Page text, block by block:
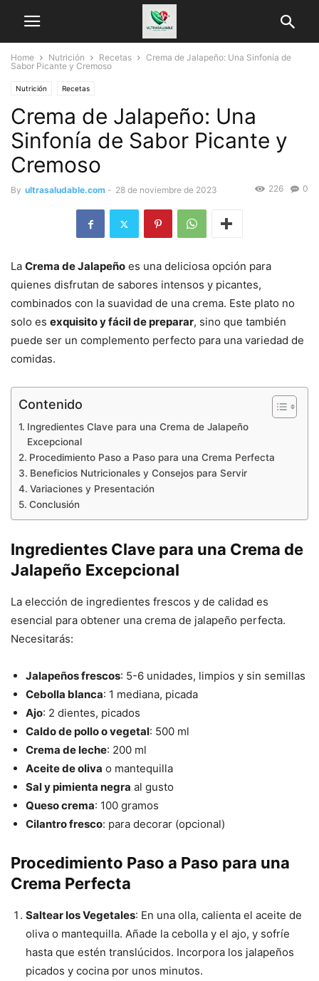
Home Nutrición Recetas
Crema de Jalapeño: Una Sinfonía de
Sabor Picante y Cremoso
Nutrición Recetas
Crema de Jalapeño: Una
Sinfonía de Sabor Picante y
Cremoso
By ultrasaludable.com - 28 de noviembre de 2023 0
226
La Crema de Jalapeño es una deliciosa opción para
quienes disfrutan de sabores intensos y picantes,
combinados con la suavidad de una crema. Este plato no
solo es exquisito y fácil de preparar, sino que también
puede ser un complemento perfecto para una variedad de
comidas.
Contenido
Ingredientes Clave para una Crema de Jalapeño
Excepcional
Procedimiento Paso a Paso para una Crema Perfecta
Beneficios Nutricionales y Consejos para Servir
Variaciones y Presentación
Conclusión
Ingredientes Clave para una Crema de
Jalapeño Excepcional
La elección de ingredientes frescos y de calidad es
esencial para obtener una crema de jalapeño perfecta.
Necesitarás:
Jalapeños frescos: 5-6 unidades, limpios y sin semillas
Cebolla blanca: 1 mediana, picada
Ajo: 2 dientes, picados
Caldo de pollo o vegetal: 500 ml
Crema de leche: 200 ml
Aceite de oliva o mantequilla
Sal y pimienta negra al gusto
Queso crema: 100 gramos
Cilantro fresco: para decorar (opcional)
Procedimiento Paso a Paso para una
Crema Perfecta
Saltear los Vegetales: En una olla, calienta el aceite de
oliva o mantequilla. Añade la cebolla y el ajo, y sofríe
hasta que estén translúcidos. Incorpora los jalapeños
picados y cocina por unos minutos.